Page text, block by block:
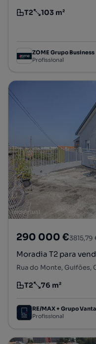
Tipologia
T2
Preço por metro
103 m²
ZOME Grupo Business
Profissional
290 000 €3815,79
Moradia T2 para
Tipologia
T2
Preço por metro
76 m²
RE/MAX + Grupo
Profissional